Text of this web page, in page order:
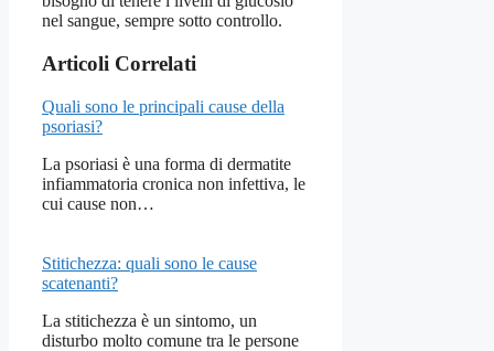
nel sangue, sempre sotto controllo.
Articoli Correlati
Quali sono le principali cause della
psoriasi?
La psoriasi è una forma di dermatite
infiammatoria cronica non infettiva, le
cui cause non…
Stitichezza: quali sono le cause
scatenanti?
La stitichezza è un sintomo, un
disturbo molto comune tra le persone